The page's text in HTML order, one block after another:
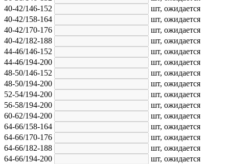
40-42/146-152
шт, ожидается
40-42/158-164
шт, ожидается
40-42/170-176
шт, ожидается
40-42/182-188
шт, ожидается
44-46/146-152
шт, ожидается
44-46/194-200
шт, ожидается
48-50/146-152
шт, ожидается
48-50/194-200
шт, ожидается
52-54/194-200
шт, ожидается
56-58/194-200
шт, ожидается
60-62/194-200
шт, ожидается
64-66/158-164
шт, ожидается
64-66/170-176
шт, ожидается
64-66/182-188
шт, ожидается
64-66/194-200
шт, ожидается